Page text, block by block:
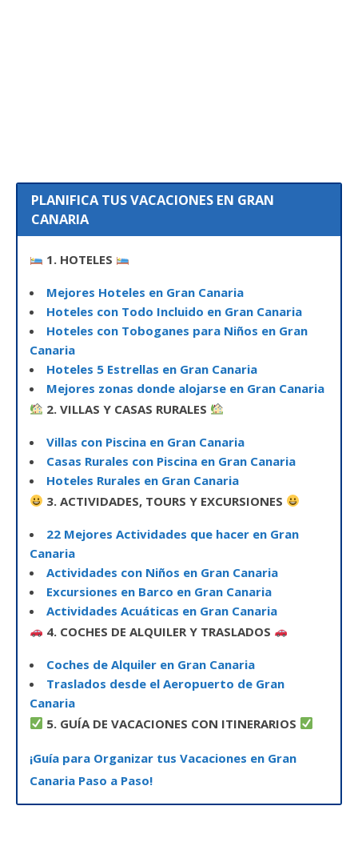
PLANIFICA TUS VACACIONES EN GRAN
CANARIA
1. HOTELES
Mejores Hoteles en Gran Canaria
Hoteles con Todo Incluido en Gran Canaria
Hoteles con Toboganes para Niños en Gran
Canaria
Hoteles 5 Estrellas en Gran Canaria
Mejores zonas donde alojarse en Gran Canaria
2. VILLAS Y CASAS RURALES
Villas con Piscina en Gran Canaria
Casas Rurales con Piscina en Gran Canaria
Hoteles Rurales en Gran Canaria
3. ACTIVIDADES, TOURS Y EXCURSIONES
22 Mejores Actividades que hacer en Gran
Canaria
Actividades con Niños en Gran Canaria
Excursiones en Barco en Gran Canaria
Actividades Acuáticas en Gran Canaria
4. COCHES DE ALQUILER Y TRASLADOS
Coches de Alquiler en Gran Canaria
Traslados desde el Aeropuerto de Gran
Canaria
5. GUÍA DE VACACIONES CON ITINERARIOS
¡Guía para Organizar tus Vacaciones en Gran
Canaria Paso a Paso!